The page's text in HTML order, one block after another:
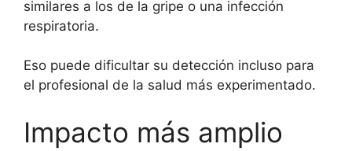
similares a los de la gripe o una infección
respiratoria.
Eso puede dificultar su detección incluso para
el profesional de la salud más experimentado.
Impacto más amplio